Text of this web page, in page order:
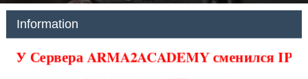
Information
У Сервера ARMA2ACADEMY сменился IP